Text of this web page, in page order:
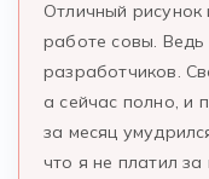
Отличный рисунок
работе совы.
разработчиков.
а сейчас полно, и
за месяц
что я не платил